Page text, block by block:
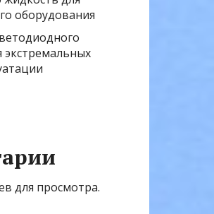
оборудования
экстремальных
для просмотра.